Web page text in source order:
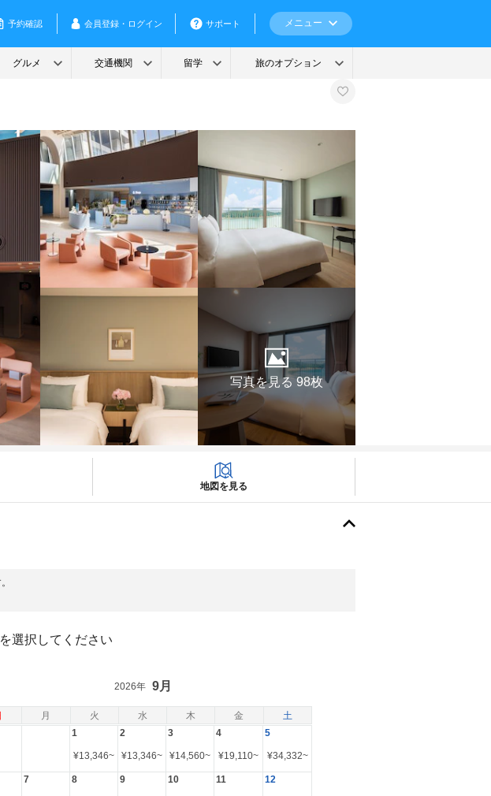
写真を見る 98枚
地図を見る
選択してください
月 火 水 木 金 土
2026年 9月
1
¥13,346~
2
¥13,346~
3
¥14,560~
4
¥19,110~
5
¥34,332~
7 8 9 10 11 12